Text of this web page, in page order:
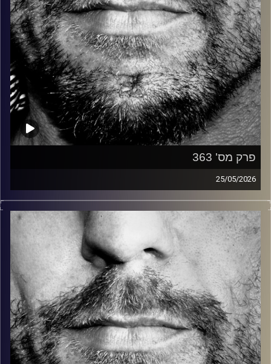
פרק מס' 363
25/05/2026
זיפים, מוזיקה מחוספסת של הופעות חיות. הרבה ג'אם, רוק,
בלוז, bluegrass, ג'אז, Fאנק, פרוגרסיב ואפילו אלקטרוניקה.
כל מה שחי, אמיתי ונושם.
עם שמוליק רגב.
קרדיט תמונות: David Goehring